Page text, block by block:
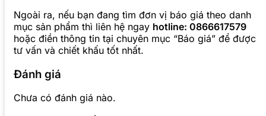
Ngoài ra, nếu bạn đang tìm đơn vị báo giá theo danh
mục sản phẩm thì liên hệ ngay hotline: 0866617579
hoặc điền thông tin tại chuyên mục “Báo giá” để được
tư vấn và chiết khấu tốt nhất.
Đánh giá
Chưa có đánh giá nào.